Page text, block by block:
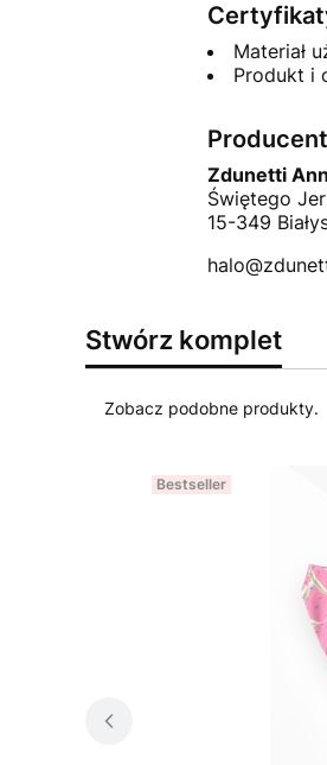
Materiał
Produkt i
Producent
Zdunetti
Świętego
15-349
Stwórz komplet
Zobacz podobne produkty.
Bestseller